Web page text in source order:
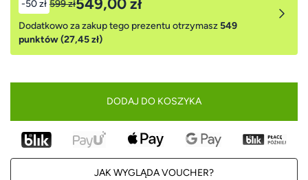
-50 zł 599 zł549,00 zł
Dodatkowo za zakup tego prezentu otrzymasz549
punktów (27,45 zł)
DODAJ DO KOSZYKA
JAK WYGLĄDA VOUCHER?